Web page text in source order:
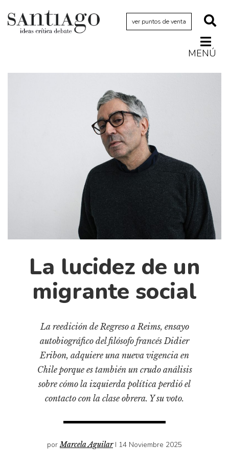
ver puntos de venta
MENÚ
Documentos
Gran reserva
Historia material de los libros
Lagunas mentales
Libros usados
Pensamiento
La lucidez de un
migrante social
La reedición de Regreso a Reims, ensayo
autobiográfico del filósofo francés Didier
Eribon, adquiere una nueva vigencia en
Chile porque es también un crudo análisis
sobre cómo la izquierda política perdió el
contacto con la clase obrera. Y su voto.
porMarcela Aguilar I 14 Noviembre 2025